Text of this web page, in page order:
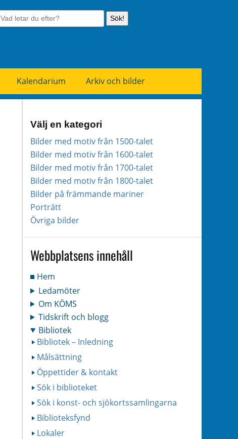
Sök!
Kalendarium Arkiv och bilder
Välj en kategori
Bilder med motiv från 1500-talet
Bilder med motiv från 1600-talet
Bilder med motiv från 1700-talet
Bilder med motiv från 1800-talet
Bilder på främmande mariner
Porträtt
Övriga bilder
Webbplatsens innehåll
Hem
Ledamöter
Om KÖMS
Tidskrift och blogg
Bibliotek
Bibliotek – Inledning
Målsättning
Öppettider & kontakt
Sök i biblioteket
Sök i konst- och sjökortssamlingarna
Biblioteksfynd
Lokaler